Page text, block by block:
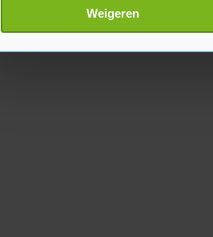
Lees meer over hoe uw
toestemming op elk moment wijzigen
Weigeren